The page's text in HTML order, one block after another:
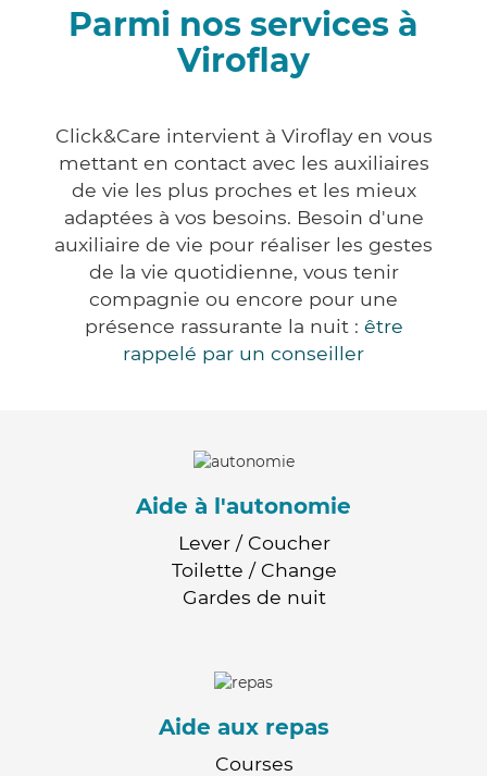
Parmi nos services à
Viroflay
Click&Care intervient à Viroflay en vous
mettant en contact avec les auxiliaires
de vie les plus proches et les mieux
adaptées à vos besoins. Besoin d'une
auxiliaire de vie pour réaliser les gestes
de la vie quotidienne, vous tenir
compagnie ou encore pour une
présence rassurante la nuit : être
rappelé par un conseiller
Aide à l'autonomie
Lever / Coucher
Toilette / Change
Gardes de nuit
Aide aux repas
Courses